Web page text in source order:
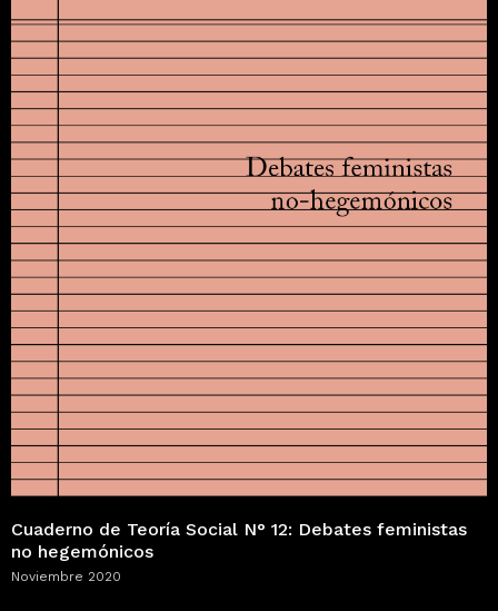
Cuaderno de Teoría Social N° 12: Debates feministas
no hegemónicos
Noviembre 2020